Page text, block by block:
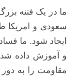
ما در یک فتنه
سعودی و امریکا
ایجاد شود. ما
و آموزش داده